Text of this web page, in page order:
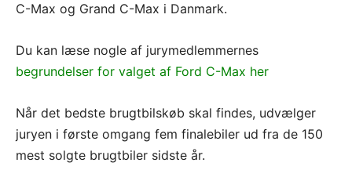
C-Max og Grand C-Max i Danmark.
Du kan læse nogle af jurymedlemmernes
begrundelser for valget af Ford C-Max her
Når det bedste brugtbilskøb skal findes, udvælger
juryen i første omgang fem finalebiler ud fra de 150
mest solgte brugtbiler sidste år.